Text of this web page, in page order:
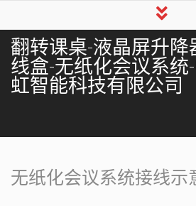
翻转课桌-液晶屏升降
线盒-无纸化会议系统
虹智能科技有限公司
无纸化会议系统接线示